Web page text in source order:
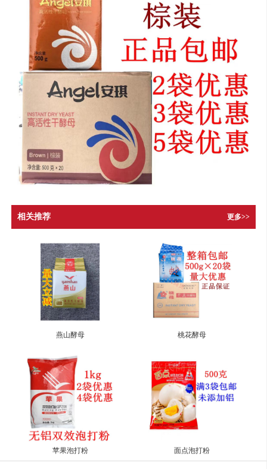
相关推荐 更多>>
燕山酵母 桃花酵母
苹果泡打粉 面点泡打粉